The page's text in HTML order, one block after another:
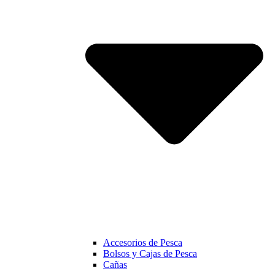
Accesorios de Pesca
Bolsos y Cajas de Pesca
Cañas